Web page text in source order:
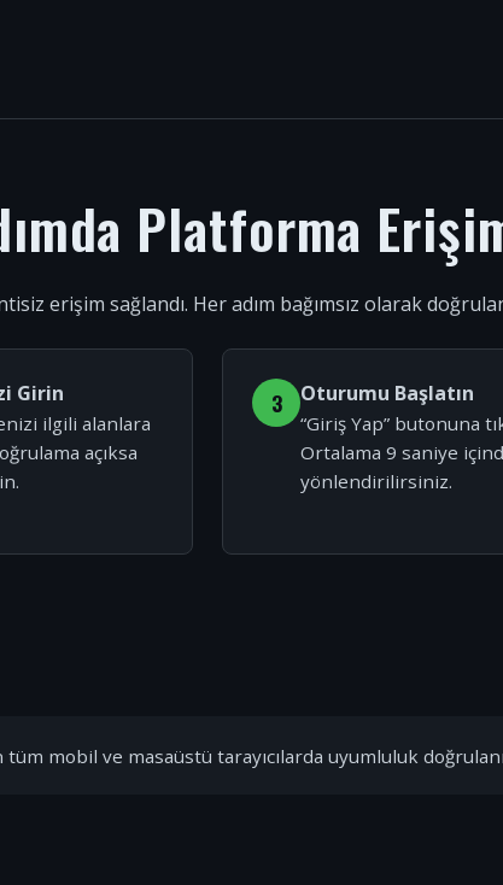
Platforma
erişim sağlandı. Her adım bağımsız olarak
Girin
ilgili alanlara
açıksa
3 Oturumu Başlatın
“Giriş Yap” butonuna
Ortalama 9 saniye
yönlendirilirsiniz.
mobil ve masaüstü tarayıcılarda uyumluluk